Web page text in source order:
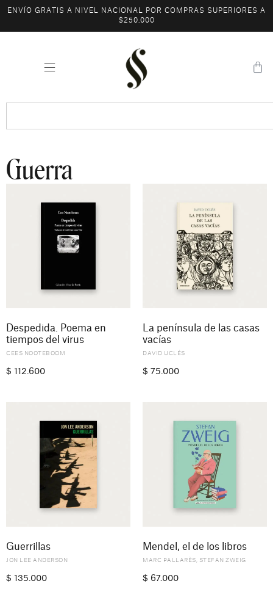
ENVÍO GRATIS A NIVEL NACIONAL POR COMPRAS SUPERIORES A
$250.000
Guerra
Despedida. Poema en
tiempos del virus
CEES NOOTEBOOM
$ 112.600
La península de las casas
vacías
DAVID UCLÉS
$ 75.000
Guerrillas
JON LEE ANDERSON
$ 135.000
Mendel, el de los libros
MARC PALLARÈS STEFAN ZWEIG
$ 67.000